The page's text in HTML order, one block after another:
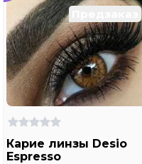
Карие линзы Desio
Espresso